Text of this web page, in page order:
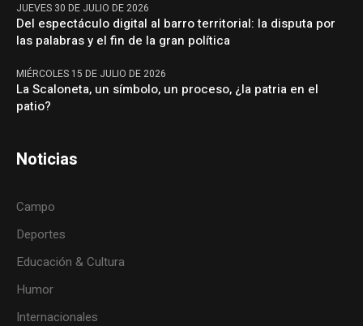
JUEVES 30 DE JULIO DE 2026
Del espectáculo digital al barro territorial: la disputa por
las palabras y el fin de la gran política
MIÉRCOLES 15 DE JULIO DE 2026
La Scaloneta, un símbolo, un proceso, ¿la patria en el
patio?
Noticias
Campo
Deportes
Educación & Cultura
Humor
Internacionales